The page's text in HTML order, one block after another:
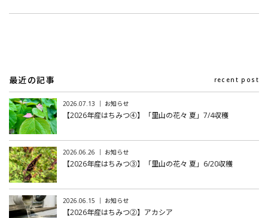
最近の記事 recent post
2026.07.13 ｜ お知らせ
【2026年産はちみつ④】「里山の花々 夏」7/4収穫
2026.06.26 ｜ お知らせ
【2026年産はちみつ③】「里山の花々 夏」6/20収穫
2026.06.15 ｜ お知らせ
【2026年産はちみつ②】アカシア